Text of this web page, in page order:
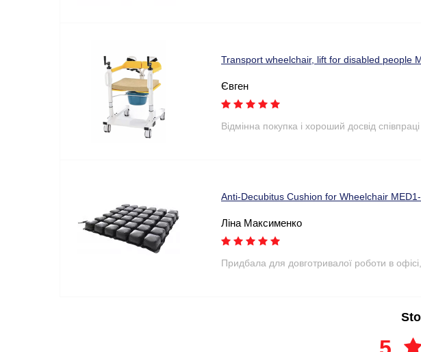
Transport wheelchair, lift for disabled people
Євген
Відмінна покупка і хороший досвід
Anti-Decubitus Cushion for Wheelchair
Ліна Максименко
Придбала для довготривалої роботи в